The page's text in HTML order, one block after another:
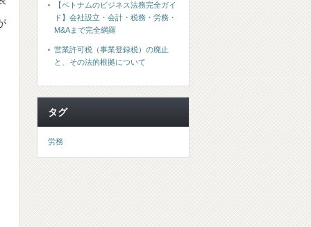
【ベトナムのビジネス法務完全ガイ
ド】会社設立・会計・税務・労務・
M&Aまで完全網羅
営業許可税（事業登録税）の廃止
と、その法的根拠について
タグ
労務